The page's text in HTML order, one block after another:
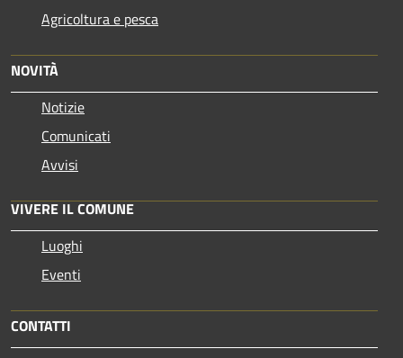
Agricoltura e pesca
NOVITÀ
Notizie
Comunicati
Avvisi
VIVERE IL COMUNE
Luoghi
Eventi
CONTATTI